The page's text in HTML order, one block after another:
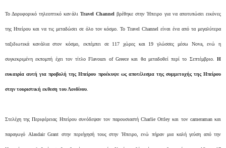
Το Δορυφορικό τηλεοπτικό κανάλι Travel Channelβρέθηκε στην Ήπειρο για να αποτυπώσει εικόνες
της Ηπείρου και να τις μεταδώσει σε όλο τον κόσμο. Το Travel Channel είναι ένα από τα μεγαλύτερα
ταξιδιωτικά κανάλια στον κόσμο, εκπέμπει σε 117 χώρες και 19 γλώσσες μέσω Nova, ενώ η
συγκεκριμένη εκπομπή έχει τον τίτλο Flavours of Greece και θα μεταδοθεί περί το Σεπτέμβριο. Η
ευκαιρία αυτή για προβολή της Ηπείρου προέκυψε ως αποτέλεσμα της συμμετοχής της Ηπείρου
στην τουριστική εκθεση του Λονδίνου
Στελέχη της Περιφέρειας Ηπείρου συνόδεψαν τον παρουσιαστή Charlie Ottley και τον cameraman και
παραγωγό Alasdair Grant στην περιήγησή τους στην Ήπειρο, ενώ πήραν μια καλή γεύση από την